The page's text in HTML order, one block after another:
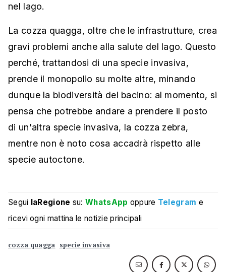
nel lago.
La cozza quagga, oltre che le infrastrutture, crea
gravi problemi anche alla salute del lago. Questo
perché, trattandosi di una specie invasiva,
prende il monopolio su molte altre, minando
dunque la biodiversità del bacino: al momento, si
pensa che potrebbe andare a prendere il posto
di un'altra specie invasiva, la cozza zebra,
mentre non è noto cosa accadrà rispetto alle
specie autoctone.
Segui laRegione su:WhatsApp oppure Telegram e
ricevi ogni mattina le notizie principali
cozza quagga specie invasiva